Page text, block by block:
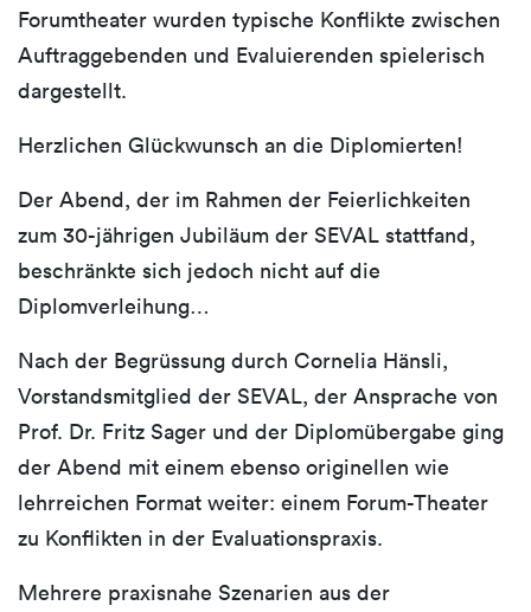
Forumtheater wurden typische Konflikte zwischen
Auftraggebenden und Evaluierenden spielerisch
dargestellt.
Herzlichen Glückwunsch an die Diplomierten!
Der Abend, der im Rahmen der Feierlichkeiten
zum 30-jährigen Jubiläum der SEVAL stattfand,
beschränkte sich jedoch nicht auf die
Diplomverleihung…
Nach der Begrüssung durch Cornelia Hänsli,
Vorstandsmitglied der SEVAL, der Ansprache von
Prof. Dr. Fritz Sager und der Diplomübergabe ging
der Abend mit einem ebenso originellen wie
lehrreichen Format weiter: einem Forum-Theater
zu Konflikten in der Evaluationspraxis.
Mehrere praxisnahe Szenarien aus der